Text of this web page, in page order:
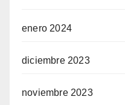
enero 2024
diciembre 2023
noviembre 2023